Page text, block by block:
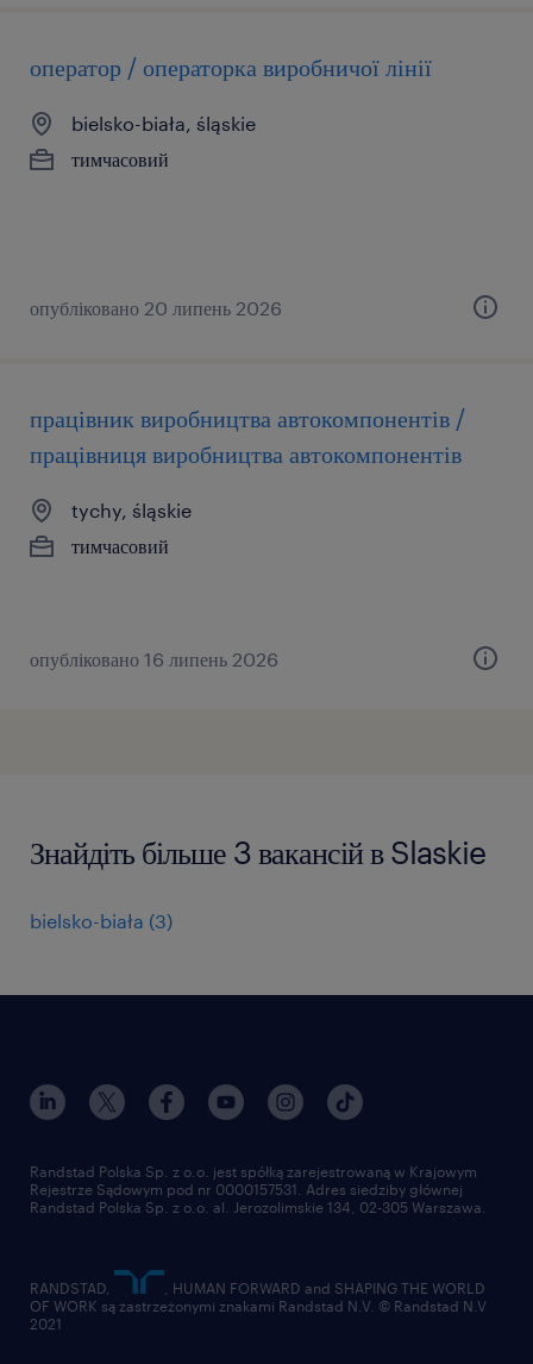
оператор / операторка виробничої лінії
bielsko-biała, śląskie
тимчасовий
опубліковано 20 липень 2026
працівник виробництва автокомпонентів /
працівниця виробництва автокомпонентів
tychy, śląskie
тимчасовий
опубліковано 16 липень 2026
Знайдіть більше 3 вакансій в Slaskie
bielsko-biała (3)
Randstad Polska Sp. z o.o. jest spółką zarejestrowaną w Krajowym
Rejestrze Sądowym pod nr 0000157531. Adres siedziby głównej
Randstad Polska Sp. z o.o. al. Jerozolimskie 134, 02-305 Warszawa.
RANDSTAD,
, HUMAN FORWARD and SHAPING THE WORLD
OF WORK są zastrzeżonymi znakami Randstad N.V. © Randstad N.V
2021